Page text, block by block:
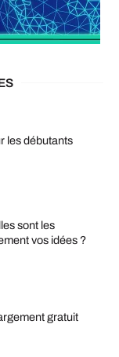
les débutants
sont les
vos idées ?
gratuit